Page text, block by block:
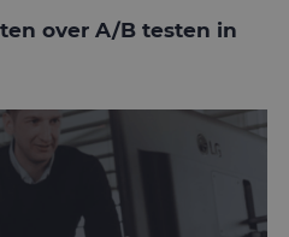
over A/B testen in